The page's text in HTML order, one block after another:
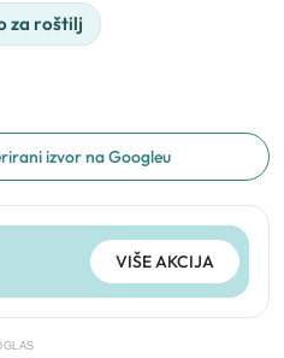
za roštilj
izvor na Googleu
VIŠE AKCIJA